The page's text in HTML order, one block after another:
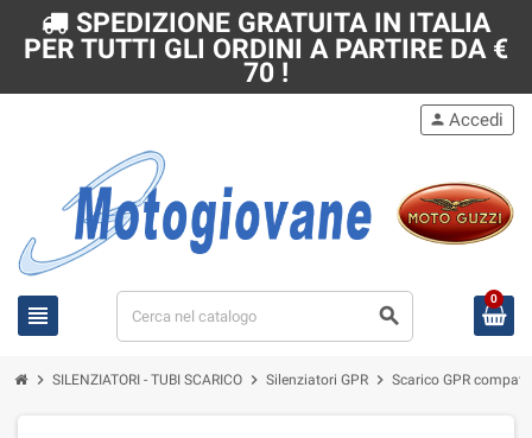
SPEDIZIONE GRATUITA IN ITALIA
PER TUTTI GLI ORDINI A PARTIRE DA €
70 !
view_headline search
person Accedi
0
chevron_right SILENZIATORI - TUBI SCARICO chevron_right Silenziatori GPR chevron_right Scarico GPR